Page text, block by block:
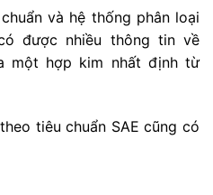
và hệ thống phân loại
được nhiều thông tin về
một hợp kim nhất định từ
tiêu chuẩn SAE cũng có